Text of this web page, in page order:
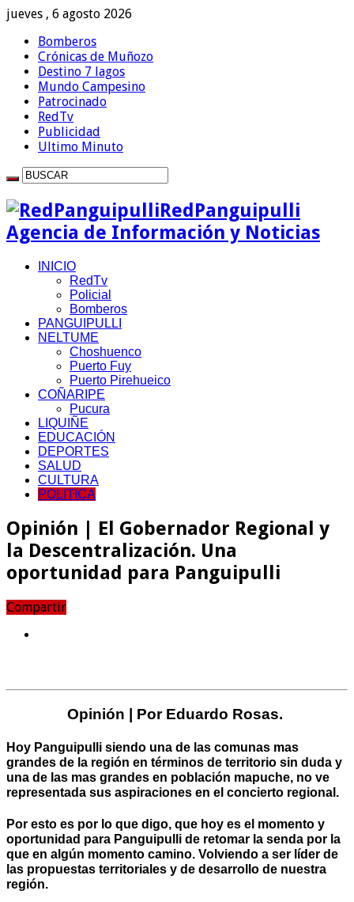
jueves , 6 agosto 2026
Bomberos
Crónicas de Muñozo
Destino 7 lagos
Mundo Campesino
Patrocinado
RedTv
Publicidad
Ultimo Minuto
RedPanguipulli
Agencia de Información y Noticias
INICIO
RedTv
Policial
Bomberos
PANGUIPULLI
NELTUME
Choshuenco
Puerto Fuy
Puerto Pirehueico
COÑARIPE
Pucura
LIQUIÑE
EDUCACIÓN
DEPORTES
SALUD
CULTURA
POLITICA
Opinión | El Gobernador Regional y
la Descentralización. Una
oportunidad para Panguipulli
Compartir
Opinión | Por Eduardo Rosas.
Hoy Panguipulli siendo una de las comunas mas
grandes de la región en términos de territorio sin duda y
una de las mas grandes en población mapuche, no ve
representada sus aspiraciones en el concierto regional.
Por esto es por lo que digo, que hoy es el momento y
oportunidad para Panguipulli de retomar la senda por la
que en algún momento camino. Volviendo a ser líder de
las propuestas territoriales y de desarrollo de nuestra
región.